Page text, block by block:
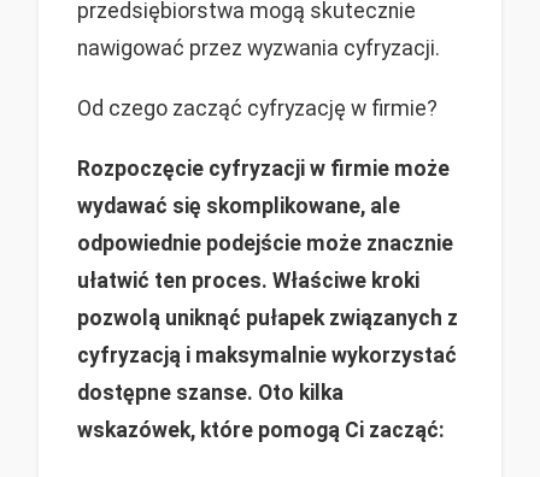
przedsiębiorstwa mogą skutecznie
nawigować przez wyzwania cyfryzacji.
Od czego zacząć cyfryzację w firmie?
Rozpoczęcie cyfryzacji w firmie może
wydawać się skomplikowane, ale
odpowiednie podejście może znacznie
ułatwić ten proces. Właściwe kroki
pozwolą uniknąć pułapek związanych z
cyfryzacją i maksymalnie wykorzystać
dostępne szanse. Oto kilka
wskazówek, które pomogą Ci zacząć: